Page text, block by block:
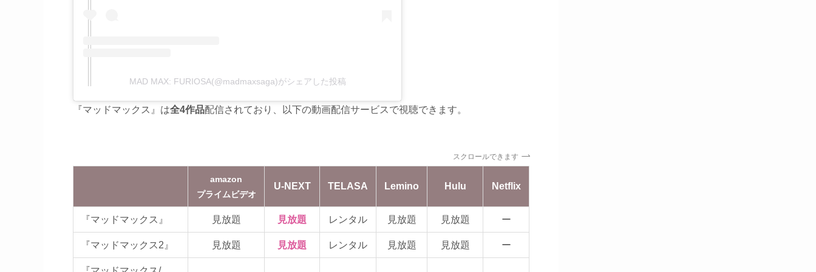
MAD MAX: FURIOSA(@madmaxsaga)がシェアした投稿
『マッドマックス』は全4作品配信されており、以下の動画配信サービスで視聴できます。
スクロールできます
amazon
プライムビデオ
U-NEXT TELASA Lemino Hulu Netflix
『マッドマックス』 見放題 見放題 レンタル 見放題 見放題 ー
『マッドマックス2』 見放題 見放題 レンタル 見放題 見放題 ー